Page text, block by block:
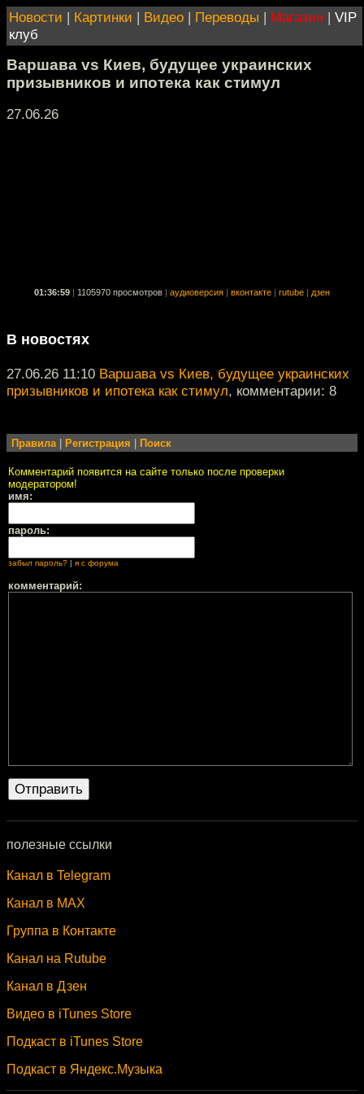
Новости | Картинки | Видео | Переводы | Магазин | VIP
клуб
Варшава vs Киев, будущее украинских
призывников и ипотека как стимул
27.06.26
01:36:59 1105970 просмотров аудиоверсия вконтакте rutube дзен
В новостях
27.06.26 11:10 Варшава vs Киев, будущее украинских
призывников и ипотека как стимул, комментарии: 8
Правила| Регистрация Поиск
Комментарий появится на сайте только после проверки
модератором!
имя:
пароль:
забыл пароль? я с форума
комментарий:
полезные ссылки
Канал в Telegram
Канал в MAX
Группа в Контакте
Канал на Rutube
Канал в Дзен
Видео в iTunes Store
Подкаст в iTunes Store
Подкаст в Яндекс.Музыка